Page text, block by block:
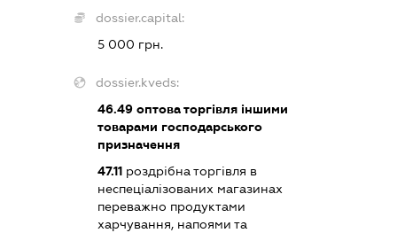
dossier.capital:
5 000 грн.
dossier.kveds:
46.49 оптова торгівля іншими
товарами господарського
призначення
47.11 роздрібна торгівля в
неспеціалізованих магазинах
переважно продуктами
харчування, напоями та